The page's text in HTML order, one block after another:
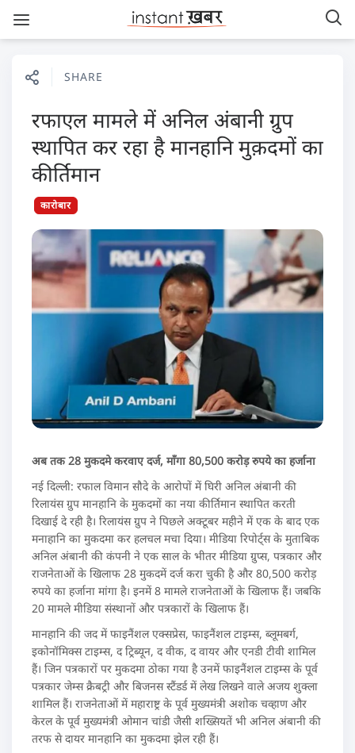
SHARE
रफाएल मामले में अनिल अंबानी ग्रुप
स्थापित कर रहा है मानहानि मुक़दमों का
कीर्तिमान
कारोबार
अब तक 28 मुकदमे करवाए दर्ज, माँगा 80,500 करोड़ रुपये का हर्जाना
नई दिल्ली: रफाल विमान सौदे के आरोपों में घिरी अनिल अंबानी की
रिलायंस ग्रुप मानहानि के मुकदमों का नया कीर्तिमान स्थापित करती
दिखाई दे रही है। रिलायंस ग्रुप ने पिछले अक्टूबर महीने में एक के बाद एक
मनाहानि का मुकदमा कर हलचल मचा दिया। मीडिया रिपोर्ट्स के मुताबिक
अनिल अंबानी की कंपनी ने एक साल के भीतर मीडिया ग्रुप्स, पत्रकार और
राजनेताओं के खिलाफ 28 मुकदमें दर्ज करा चुकी है और 80,500 करोड़
रुपये का हर्जाना मांगा है। इनमें 8 मामले राजनेताओं के खिलाफ हैं। जबकि
20 मामले मीडिया संस्थानों और पत्रकारों के खिलाफ हैं।
मानहानि की जद में फाइनैंशल एक्सप्रेस, फाइनैंशल टाइम्स, ब्लूमबर्ग,
इकोनॉमिक्स टाइम्स, द ट्रिब्यून, द वीक, द वायर और एनडी टीवी शामिल
हैं। जिन पत्रकारों पर मुकदमा ठोका गया है उनमें फाइनैंशल टाइम्स के पूर्व
पत्रकार जेम्स क्रैबट्री और बिजनस स्टैंडर्ड में लेख लिखने वाले अजय शुक्ला
शामिल हैं। राजनेताओं में महाराष्ट्र के पूर्व मुख्यमंत्री अशोक चव्हाण और
केरल के पूर्व मुख्यमंत्री ओमान चांडी जैसी शख्सियतें भी अनिल अंबानी की
तरफ से दायर मानहानि का मुकदमा झेल रही हैं।